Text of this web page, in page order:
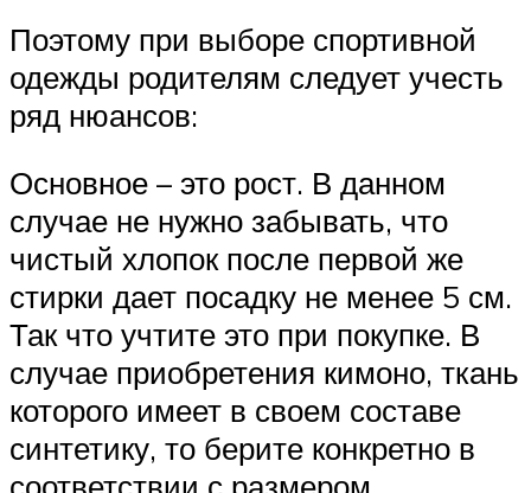
Поэтому при выборе спортивной
одежды родителям следует учесть
ряд нюансов:
Основное – это рост. В данном
случае не нужно забывать, что
чистый хлопок после первой же
стирки дает посадку не менее 5 см.
Так что учтите это при покупке. В
случае приобретения кимоно, ткань
которого имеет в своем составе
синтетику, то берите конкретно в